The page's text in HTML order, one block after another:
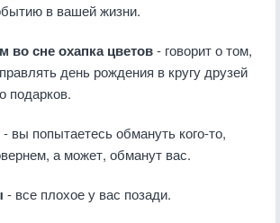
в вашей жизни.
во сне охапка цветов- говорит о том,
день рождения в кругу друзей
подарков.
- вы попытаетесь обмануть кого-то,
а может, обманут вас.
- все плохое у вас позади.